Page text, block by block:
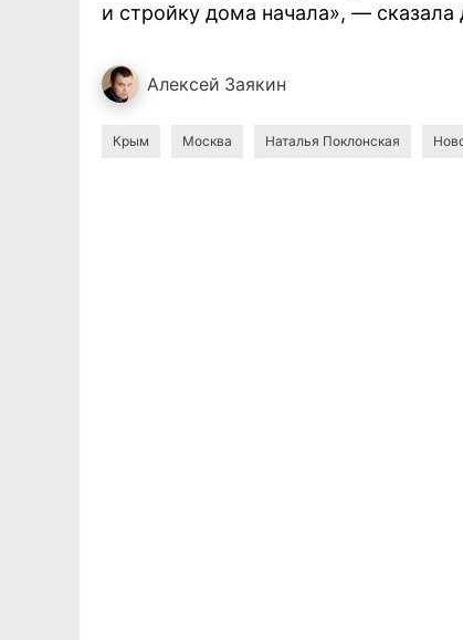
и стройку дома начала», —
Алексей Заякин
Крым Москва Наталья Поклонская